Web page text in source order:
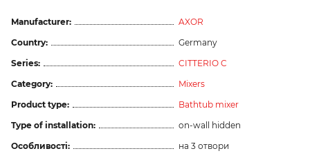
Manufacturer:
AXOR
Country:
Germany
Series:
CITTERIO C
Category:
Mixers
Product type:
Bathtub mixer
Type of installation:
on-wall hidden
Особливості:
на 3 отвори